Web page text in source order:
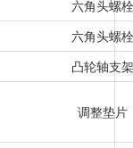
六角头螺栓
六角头螺栓
凸轮轴支架
调整垫片